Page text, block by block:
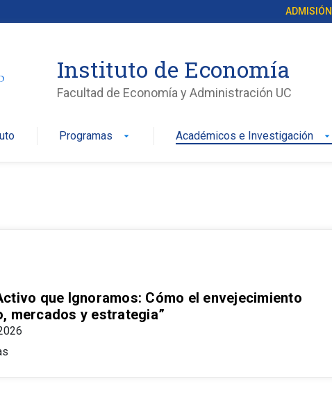
ADMISIÓN
Instituto de Economía
Facultad de Economía y Administración UC
Programas arrow_drop_down Académicos e Investigación arrow_drop_down
que Ignoramos: Cómo el envejecimiento
mercados y estrategia”